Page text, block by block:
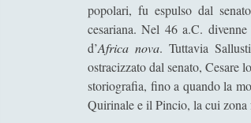
popolari, fu espulso dal
cesariana. Nel 46 a.C.
d’Africa nova. Tuttavia
ostracizzato dal senato, Cesare
storiografia, fino a quando la
Quirinale e il Pincio, la cui zona